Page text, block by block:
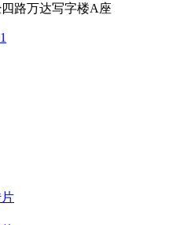
路万达写字楼A座